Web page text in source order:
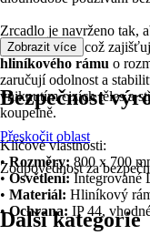
Zrcadlo je navrženo tak,
tak vertikálně, což
hliníkového rámu o
zaručují odolnost a
vniknutím cizích těles a
koupelně.
Klíčové vlastnosti:
•Rozměry: 800 x 700
•Osvětlení:Integrované
• Materiál: Hliníkový
•Ochrana: IP 44,
Zobrazit více
Bezpečnost
Přeskočit oblast
Zodpovědnost za
Další kategorie